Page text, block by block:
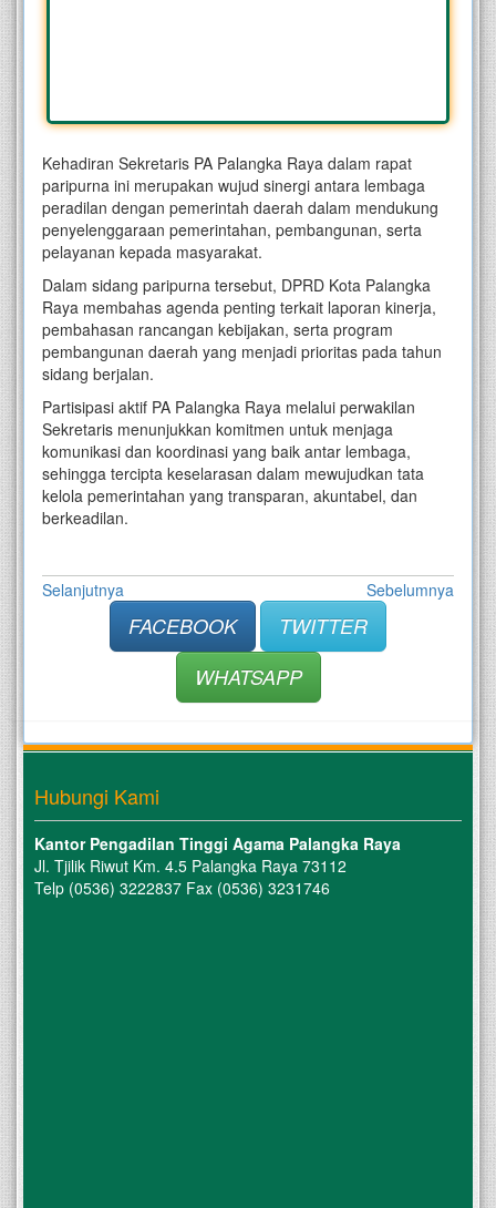
Kehadiran Sekretaris PA Palangka Raya dalam rapat
paripurna ini merupakan wujud sinergi antara lembaga
peradilan dengan pemerintah daerah dalam mendukung
penyelenggaraan pemerintahan, pembangunan, serta
pelayanan kepada masyarakat.
Dalam sidang paripurna tersebut, DPRD Kota Palangka
Raya membahas agenda penting terkait laporan kinerja,
pembahasan rancangan kebijakan, serta program
pembangunan daerah yang menjadi prioritas pada tahun
sidang berjalan.
Partisipasi aktif PA Palangka Raya melalui perwakilan
Sekretaris menunjukkan komitmen untuk menjaga
komunikasi dan koordinasi yang baik antar lembaga,
sehingga tercipta keselarasan dalam mewujudkan tata
kelola pemerintahan yang transparan, akuntabel, dan
berkeadilan.
Selanjutnya Sebelumnya
FACEBOOK
TWITTER
WHATSAPP
Hubungi Kami
Kantor Pengadilan Tinggi Agama Palangka Raya
Jl. Tjilik Riwut Km. 4.5 Palangka Raya 73112
Telp (0536) 3222837 Fax (0536) 3231746